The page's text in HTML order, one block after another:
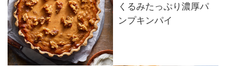
くるみたっぷり濃厚パ
ンプキンパイ